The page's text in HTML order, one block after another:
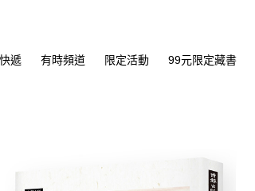
遞 有時頻道 限定活動 99元限定藏書